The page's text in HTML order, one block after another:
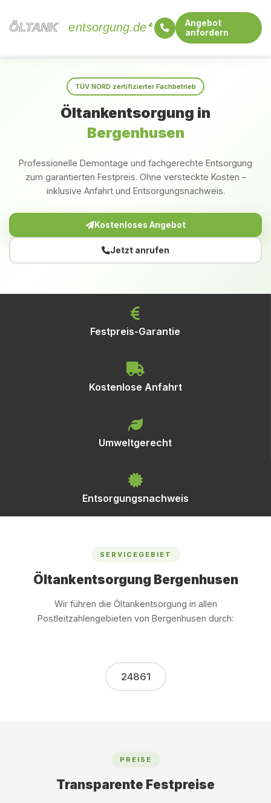
ÖLTANK
ÖLTANK entsorgung.de
Angebot
anfordern
TÜV NORD zertifizierter Fachbetrieb
Öltankentsorgung in
Bergenhusen
Professionelle Demontage und fachgerechte Entsorgung
zum garantierten Festpreis. Ohne versteckte Kosten –
inklusive Anfahrt und Entsorgungsnachweis.
Kostenloses Angebot
Jetzt anrufen
Festpreis-Garantie
Kostenlose Anfahrt
Umweltgerecht
Entsorgungsnachweis
SERVICEGEBIET
Öltankentsorgung Bergenhusen
Wir führen die Öltankentsorgung in allen
Postleitzahlengebieten von Bergenhusen durch:
24861
PREISE
Transparente Festpreise